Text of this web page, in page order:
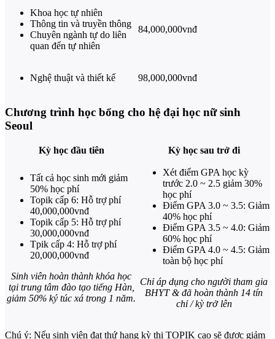
Khoa học tự nhiên
Thông tin và truyền thông
Chuyên ngành tự do liên
quan đến tự nhiên
84,000,000vnđ
Nghệ thuật và thiết kế 98,000,000vnđ
Chương trình học bổng cho hệ đại học nữ sinh
Seoul
Kỳ học đầu tiên Kỳ học sau trở đi
Tất cả học sinh mới giảm
50% học phí
Topik cấp 6: Hỗ trợ phí
40,000,000vnđ
Topik cấp 5: Hỗ trợ phí
30,000,000vnđ
Tpik cấp 4: Hỗ trợ phí
20,000,000vnđ
Sinh viên hoàn thành khóa học
tại trung tâm đào tạo tiếng Hàn,
giảm 50% ký túc xá trong 1 năm.
Xét điểm GPA học kỳ
trước 2.0 ~ 2.5 giảm 30%
học phí
Điểm GPA 3.0 ~ 3.5: Giảm
40% học phí
Điểm GPA 3.5 ~ 4.0: Giảm
60% học phí
Điểm GPA 4.0 ~ 4.5: Giảm
toàn bộ học phí
Chỉ áp dụng cho người tham gia
BHYT & đã hoàn thành 14 tín
chỉ / kỳ trở lên
Chú ý: Nếu sinh viên đạt thứ hạng kỳ thi TOPIK cao sẽ được giảm